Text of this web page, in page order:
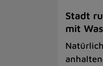
Stadt
mit